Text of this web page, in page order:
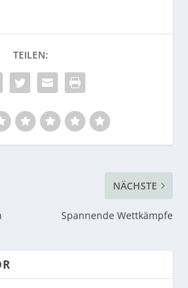
NÄCHSTE
Spannende Wettkämpfe